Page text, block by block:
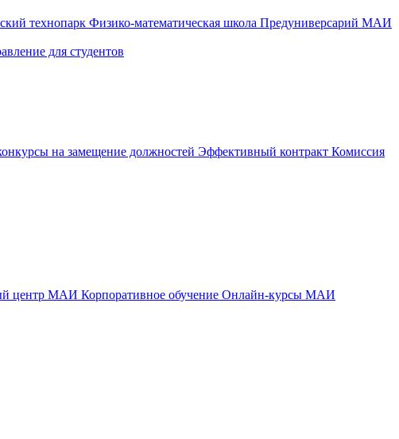
технопарк Физико-математическая школа Предуниверсарий МАИ
для студентов
на замещение должностей Эффективный контракт Комиссия
центр МАИ Корпоративное обучение Онлайн-курсы МАИ